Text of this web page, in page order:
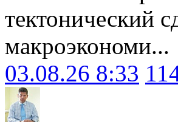
тектонический
макроэкономи...
03.08.26 8:33